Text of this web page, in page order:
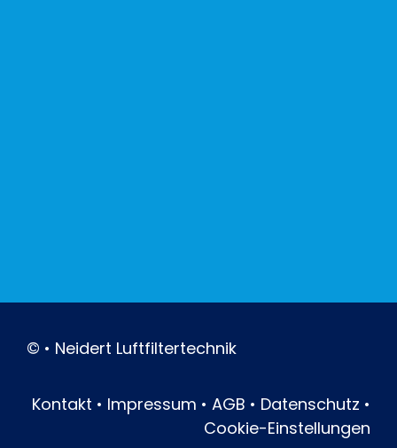
© • Neidert Luftfiltertechnik
Kontakt • Impressum •AGB • Datenschutz •
Cookie-Einstellungen